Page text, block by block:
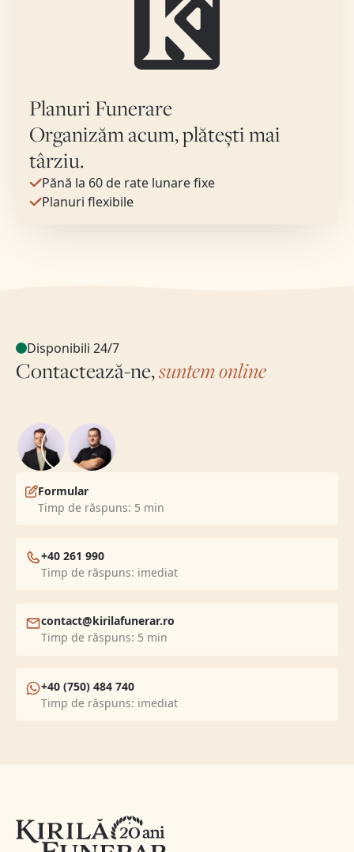
Planuri Funerare
Organizăm acum, plătești mai
târziu.
Pănă la 60 de rate lunare fixe
Planuri flexibile
Disponibili 24/7
Contactează-ne,suntem online
Formular
Timp de răspuns: 5 min
+40 261 990
Timp de răspuns: imediat
contact@kirilafunerar.ro
Timp de răspuns: 5 min
+40 (750) 484 740
Timp de răspuns: imediat